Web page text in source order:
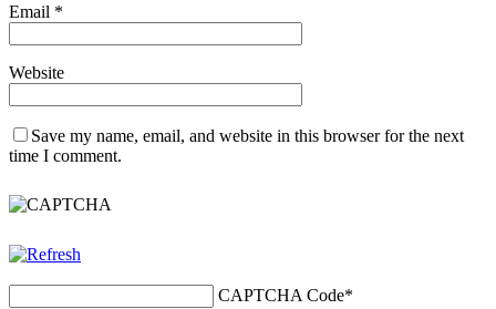
Email *
Website
Save my name, email, and website in this browser for the next
time I comment.
CAPTCHA Code*